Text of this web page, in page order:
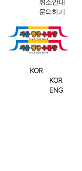
취소안내
문의하기
KOR
KOR
ENG